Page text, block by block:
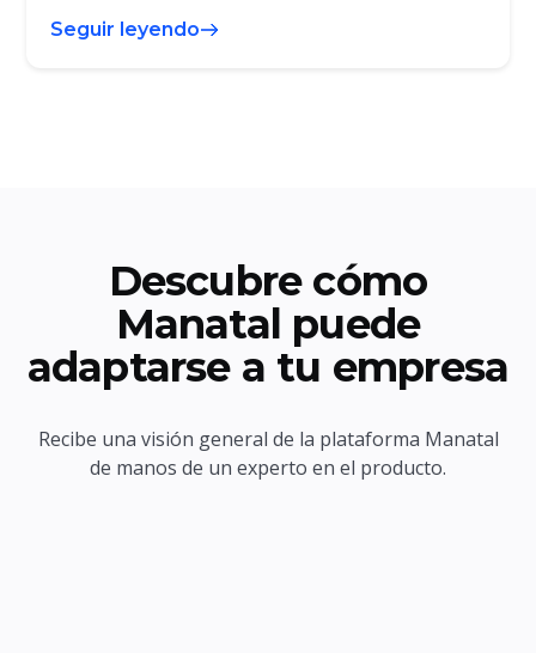
Seguir leyendo
Descubre cómo
Manatal puede
adaptarse a tu empresa
Recibe una visión general de la plataforma Manatal
de manos de un experto en el producto.